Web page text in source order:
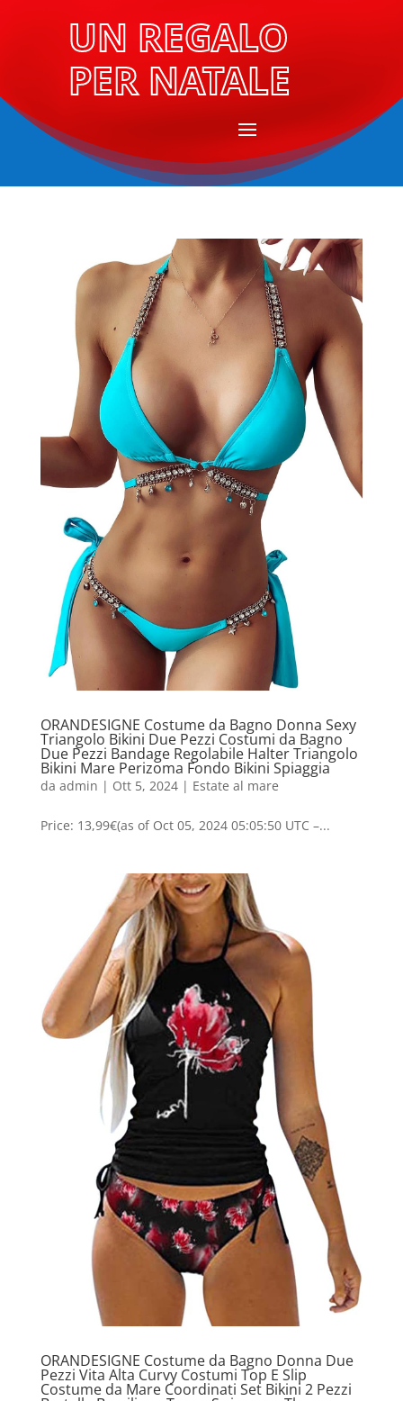
UN REGALO
PER NATALE
ORANDESIGNE Costume da Bagno Donna Sexy
Triangolo Bikini Due Pezzi Costumi da Bagno
Due Pezzi Bandage Regolabile Halter Triangolo
Bikini Mare Perizoma Fondo Bikini Spiaggia
da admin | Ott 5, 2024| Estate al mare
Price: 13,99€(as of Oct 05, 2024 05:05:50 UTC –...
ORANDESIGNE Costume da Bagno Donna Due
Pezzi Vita Alta Curvy Costumi Top E Slip
Costume da Mare Coordinati Set Bikini 2 Pezzi